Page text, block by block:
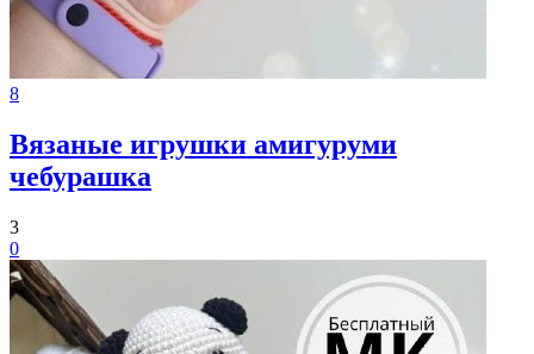
8
Вязаные игрушки амигуруми
чебурашка
3
0